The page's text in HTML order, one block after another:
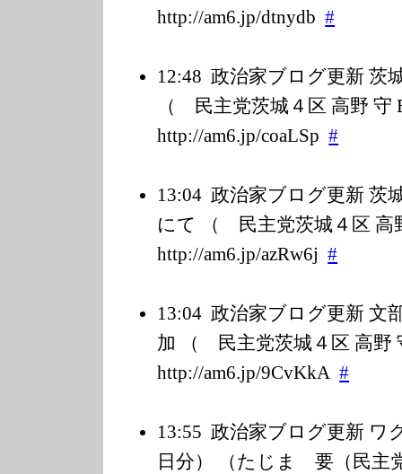
http://am6.jp/dtnydb #
12:48 政治家ブログ更新 茨
（ 民主党茨城４区 高野
http://am6.jp/coaLSp #
13:04 政治家ブログ更新 茨
にて （ 民主党茨城４区 高
http://am6.jp/azRw6j #
13:04 政治家ブログ更新 文
加 （ 民主党茨城４区 高野
http://am6.jp/9CvKkA #
13:55 政治家ブログ更新 ワ
日分） （たじま 要（民主